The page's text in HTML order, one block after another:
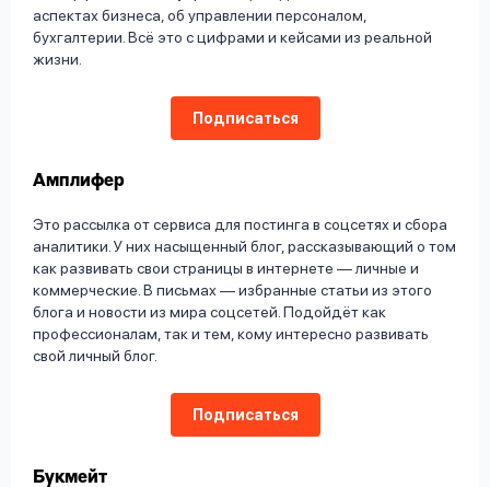
аспектах бизнеса, об управлении персоналом,
бухгалтерии. Всё это с цифрами и кейсами из реальной
жизни.
Подписаться
Амплифер
Это рассылка от сервиса для постинга в соцсетях и сбора
аналитики. У них насыщенный блог, рассказывающий о том
как развивать свои страницы в интернете — личные и
коммерческие. В письмах — избранные статьи из этого
блога и новости из мира соцсетей. Подойдёт как
профессионалам, так и тем, кому интересно развивать
свой личный блог.
Подписаться
Букмейт